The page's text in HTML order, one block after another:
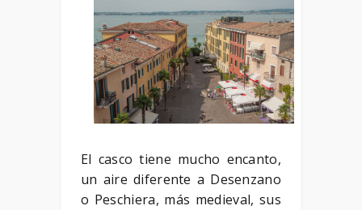
El casco tiene mucho encanto,
un aire diferente a Desenzano
o Peschiera, más medieval, sus